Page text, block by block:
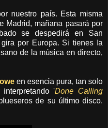
nuestro país. Esta misma
Madrid, mañana pasará por
se despedirá en San
por Europa. Si tienes la
de la música en directo,
en esencia pura, tan solo
'Done Calling
de su último disco.